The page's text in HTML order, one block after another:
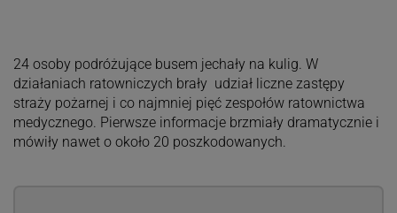
24 osoby podróżujące busem jechały na kulig. W
działaniach ratowniczych brały udział liczne zastępy
straży pożarnej i co najmniej pięć zespołów ratownictwa
medycznego. Pierwsze informacje brzmiały dramatycznie i
mówiły nawet o około 20 poszkodowanych.